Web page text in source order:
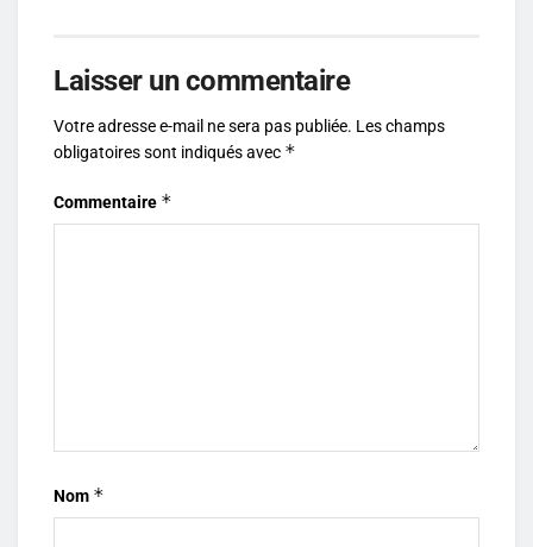
Laisser un commentaire
Votre adresse e-mail ne sera pas publiée. Les champs
obligatoires sont indiqués avec *
Commentaire *
Nom *